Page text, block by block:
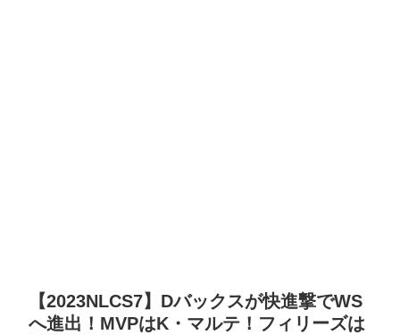
【2023NLCS7】Dバックスが快進撃でWS
へ進出！MVPはK・マルテ！フィリーズは